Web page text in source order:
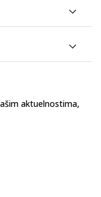
aktuelnostima,